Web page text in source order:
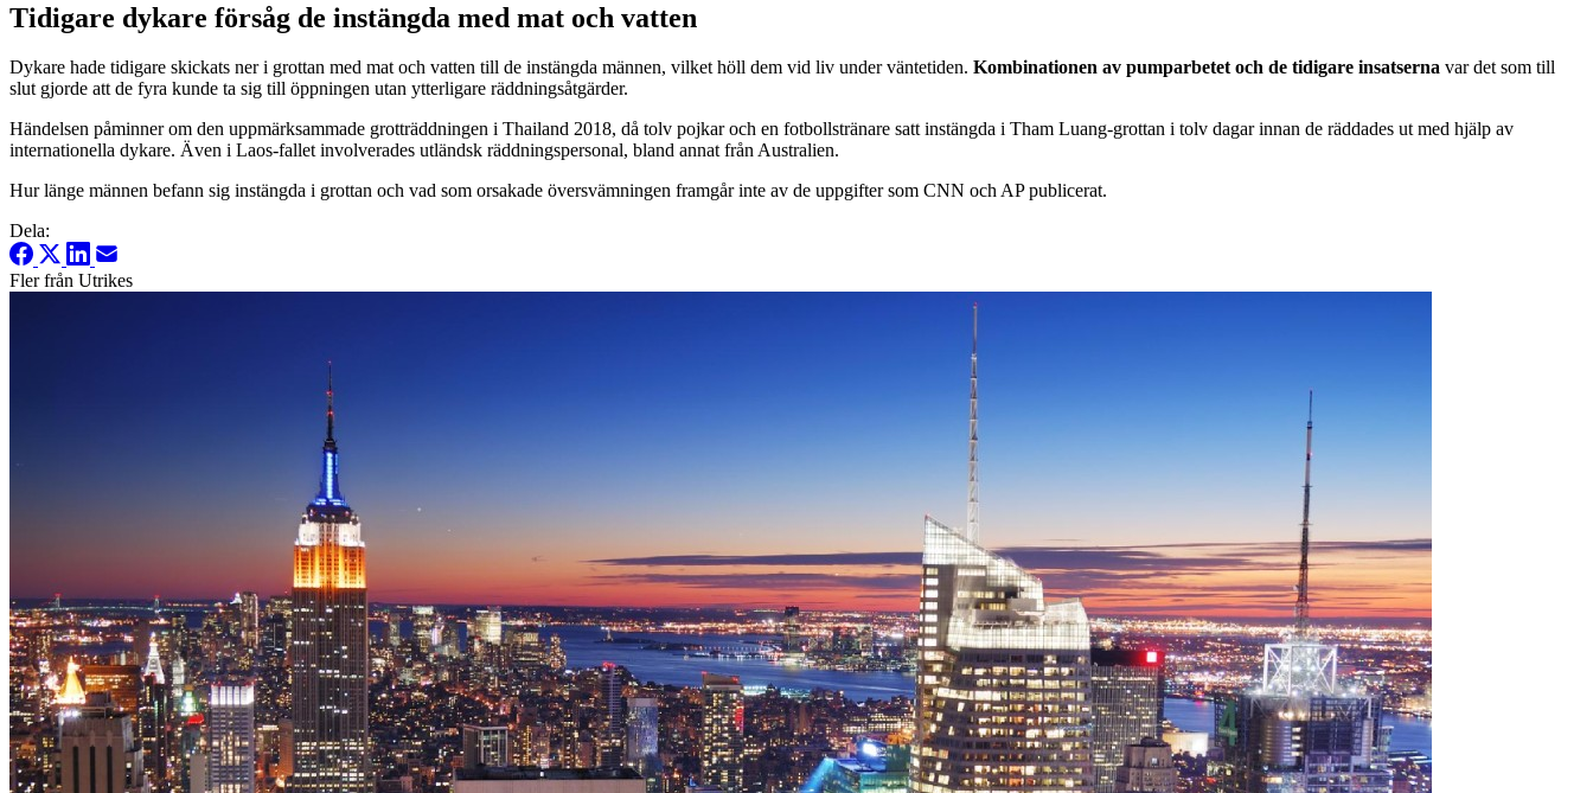
Tidigare dykare försåg de instängda med mat och vatten
Dykare hade tidigare skickats ner i grottan med mat och vatten till de instängda männen, vilket höll dem vid liv under väntetiden. Kombinationen av pumparbetet och de tidigare insatserna var det som till
slut gjorde att de fyra kunde ta sig till öppningen utan ytterligare räddningsåtgärder.
Händelsen påminner om den uppmärksammade grotträddningen i Thailand 2018, då tolv pojkar och en fotbollstränare satt instängda i Tham Luang-grottan i tolv dagar innan de räddades ut med hjälp av
internationella dykare. Även i Laos-fallet involverades utländsk räddningspersonal, bland annat från Australien.
Hur länge männen befann sig instängda i grottan och vad som orsakade översvämningen framgår inte av de uppgifter som CNN och AP publicerat.
Dela:
Fler från Utrikes